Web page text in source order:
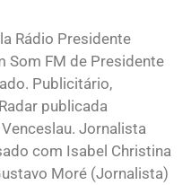
Rádio Presidente
Som FM de Presidente
Publicitário,
publicada
Jornalista
com Isabel Christina
Moré (Jornalista)